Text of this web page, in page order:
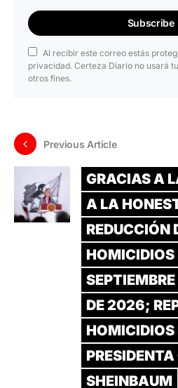
Subscribe
Al recibir este correo estás
privacidad. Certeza Diario no usará
otros fines.
Previous Article
GRACIAS A
A LA
REDUCCIÓN
HOMICIDIOS
DE 2026;
HOMICIDIOS
SHEINBAUM